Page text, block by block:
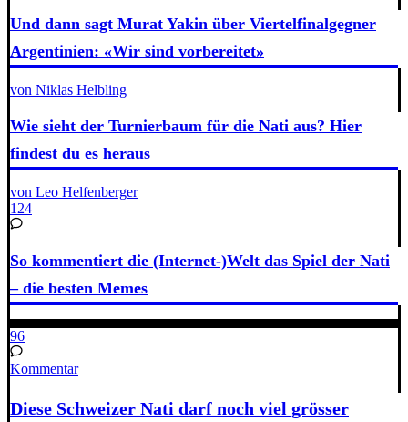
Und dann sagt Murat Yakin über Viertelfinalgegner
Argentinien: «Wir sind vorbereitet»
von Niklas Helbling
Wie sieht der Turnierbaum für die Nati aus? Hier
findest du es heraus
von Leo Helfenberger
124
So kommentiert die (Internet-)Welt das Spiel der Nati
– die besten Memes
96
Kommentar
Diese Schweizer Nati darf noch viel grösser